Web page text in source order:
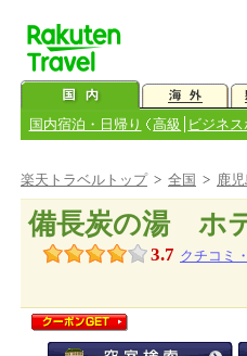
国内宿泊・日帰り 高級 ビジネ
楽天トラベルトップ> 全国 > 鹿
備長炭の湯 ホ
3.7 クチコミ